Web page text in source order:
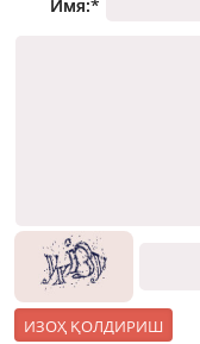
Имя:*